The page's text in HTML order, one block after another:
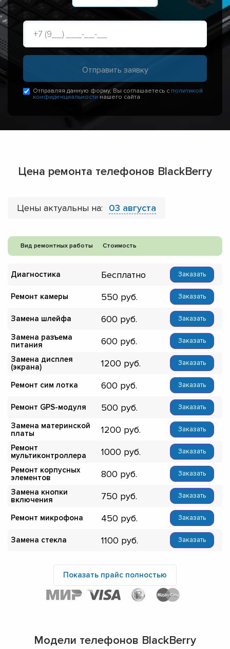
Отправляя данную форму, Вы соглашаетесь с политикой
конфиденциальности нашего сайта
Цена ремонта телефонов BlackBerry
Цены актуальны на: 03 августа
Вид ремонтных работы Стоимость
Диагностика Бесплатно Заказать
Ремонт камеры 550 Заказать
Замена шлейфа 600 Заказать
Замена разъема
питания
600 Заказать
Замена дисплея
(экрана)
1200 Заказать
Ремонт сим лотка 600 Заказать
Ремонт GPS-модуля 500 Заказать
Замена материнской
платы
1200 Заказать
Ремонт
мультиконтроллера
1000 Заказать
Ремонт корпусных
элементов
800 Заказать
Замена кнопки
включения
750 Заказать
Ремонт микрофона 450 Заказать
Замена стекла 1100 Заказать
Показать прайс полностью
Модели телефонов BlackBerry